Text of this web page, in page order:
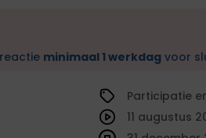
minimaal 1 werkdag voor
Participatie
11 augustus